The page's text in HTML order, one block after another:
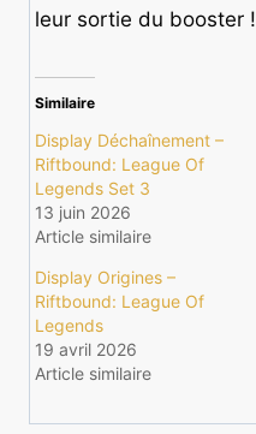
leur sortie du booster !
Similaire
Display Déchaînement –
Riftbound: League Of
Legends Set 3
13 juin 2026
Article similaire
Display Origines –
Riftbound: League Of
Legends
19 avril 2026
Article similaire